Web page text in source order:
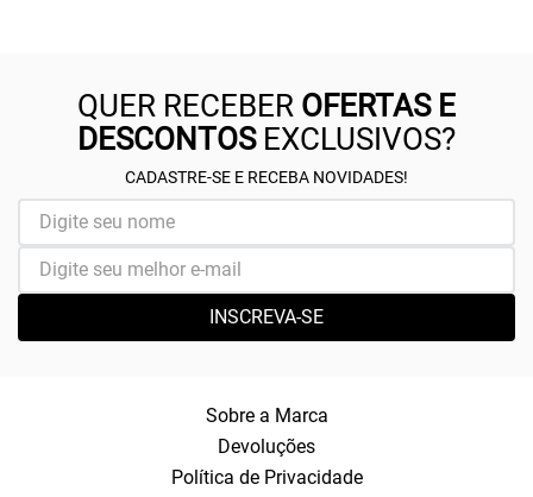
QUER RECEBER OFERTAS E
DESCONTOSEXCLUSIVOS?
CADASTRE-SE E RECEBA NOVIDADES!
INSCREVA-SE
Sobre a Marca
Devoluções
Política de Privacidade